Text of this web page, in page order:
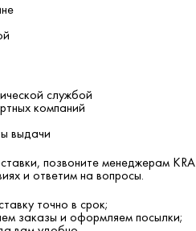
службой
компаний
выдачи
позвоните менеджерам
и ответим на вопросы.
точно в срок;
заказы и оформляем посылки;